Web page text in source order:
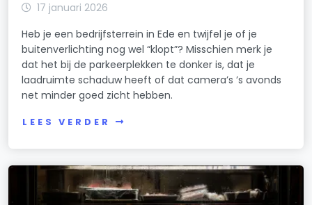
17 januari 2026
Heb je een bedrijfsterrein in Ede en twijfel je of je
buitenverlichting nog wel “klopt”? Misschien merk je
dat het bij de parkeerplekken te donker is, dat je
laadruimte schaduw heeft of dat camera’s ’s avonds
net minder goed zicht hebben.
LEES VERDER